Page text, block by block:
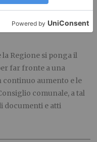
sia residenti nel
Regione si ponga il
far fronte a una
continuo aumento e le
comunale, a tal
documenti e atti